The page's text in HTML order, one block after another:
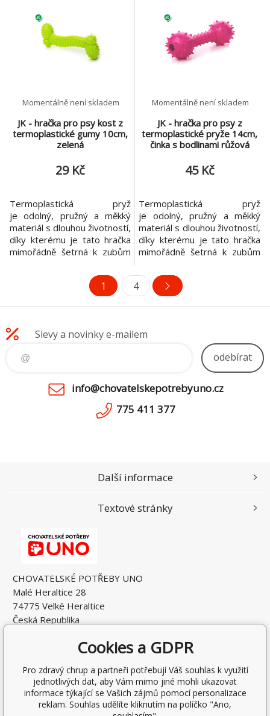
Vašeho psa při hraní.
Bavlněný uzel s kostí -
oranžový, velikost 8,5 cm
hračka z termoplastické
vašeho psa při hraní. TPR –
kost růžová, cca 10 cm
hračka z odolné
termoplastické pryže
JK - hračka pro psy kost z
termoplastické gumy 10cm,
zelená
Momentálně není skladem
29 Kč
Termoplastická pryž
je odolný, pružný a měkký
materiál s dlouhou životností,
díky kterému je tato hračka
mimořádně šetrná k zubům
vhodná pro použití venku
i doma a masíruje dásně
vašeho psa při hraní. TPR –
termoplastické pryže
masíruje dásně
JK - hračka pro psy z
termoplastické pryže 14cm,
činka s bodlinami růžová
Momentálně není skladem
45 Kč
Termoplastická pryž
je odolný, pružný a měkký
materiál s dlouhou životností,
díky kterému je tato hračka
mimořádně šetrná k zubům
vhodná pro použití venku
i doma a masíruje dásně
vašeho psa při hraní. TPR –
termoplastické pryže s
rolničkami uvnitř materiál s dl
1 4
Slevy a novinky e-mailem
odebírat
info@chovatelskepotrebyuno.cz
775 411 377
CHOVATELSKÉ POTŘEBY UNO
Malé Heraltice 28
74775 Velké Heraltice
Česká Republika
DIČ: CZ7405265549
Další informace
Textové stránky
Cookies a GDPR
Pro zdravý chrup a partneři potřebují Váš souhlas k využití
jednotlivých dat, aby Vám mimo jiné mohli ukazovat
informace týkající se Vašich zájmů pomocí personalizace
reklam. Souhlas udělíte kliknutím na políčko "Ano,